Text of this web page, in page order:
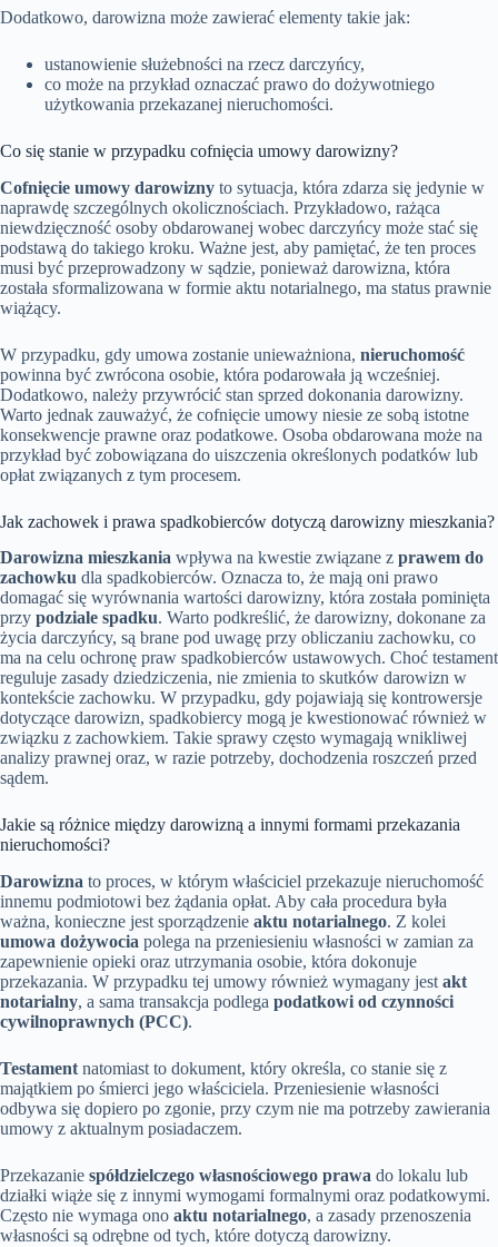
Dodatkowo, darowizna może zawierać elementy takie jak:
ustanowienie służebności na rzecz darczyńcy,
co może na przykład oznaczać prawo do dożywotniego
użytkowania przekazanej nieruchomości.
Co się stanie w przypadku cofnięcia umowy darowizny?
Cofnięcie umowy darowizny to sytuacja, która zdarza się jedynie w
naprawdę szczególnych okolicznościach. Przykładowo, rażąca
niewdzięczność osoby obdarowanej wobec darczyńcy może stać się
podstawą do takiego kroku. Ważne jest, aby pamiętać, że ten proces
musi być przeprowadzony w sądzie, ponieważ darowizna, która
została sformalizowana w formie aktu notarialnego, ma status prawnie
wiążący.
W przypadku, gdy umowa zostanie unieważniona, nieruchomość
powinna być zwrócona osobie, która podarowała ją wcześniej.
Dodatkowo, należy przywrócić stan sprzed dokonania darowizny.
Warto jednak zauważyć, że cofnięcie umowy niesie ze sobą istotne
konsekwencje prawne oraz podatkowe. Osoba obdarowana może na
przykład być zobowiązana do uiszczenia określonych podatków lub
opłat związanych z tym procesem.
Jak zachowek i prawa spadkobierców dotyczą darowizny mieszkania?
Darowizna mieszkania wpływa na kwestie związane z prawem do
zachowku dla spadkobierców. Oznacza to, że mają oni prawo
domagać się wyrównania wartości darowizny, która została pominięta
przy podziale spadku. Warto podkreślić, że darowizny, dokonane za
życia darczyńcy, są brane pod uwagę przy obliczaniu zachowku, co
ma na celu ochronę praw spadkobierców ustawowych. Choć testament
reguluje zasady dziedziczenia, nie zmienia to skutków darowizn w
kontekście zachowku. W przypadku, gdy pojawiają się kontrowersje
dotyczące darowizn, spadkobiercy mogą je kwestionować również w
związku z zachowkiem. Takie sprawy często wymagają wnikliwej
analizy prawnej oraz, w razie potrzeby, dochodzenia roszczeń przed
sądem.
Jakie są różnice między darowizną a innymi formami przekazania
nieruchomości?
Darowizna to proces, w którym właściciel przekazuje nieruchomość
innemu podmiotowi bez żądania opłat. Aby cała procedura była
ważna, konieczne jest sporządzenie aktu notarialnego. Z kolei
umowa dożywocia polega na przeniesieniu własności w zamian za
zapewnienie opieki oraz utrzymania osobie, która dokonuje
przekazania. W przypadku tej umowy również wymagany jest akt
notarialny, a sama transakcja podlega podatkowi od czynności
cywilnoprawnych (PCC).
Testament natomiast to dokument, który określa, co stanie się z
majątkiem po śmierci jego właściciela. Przeniesienie własności
odbywa się dopiero po zgonie, przy czym nie ma potrzeby zawierania
umowy z aktualnym posiadaczem.
Przekazanie spółdzielczego własnościowego prawa do lokalu lub
działki wiąże się z innymi wymogami formalnymi oraz podatkowymi.
Często nie wymaga ono aktu notarialnego, a zasady przenoszenia
własności są odrębne od tych, które dotyczą darowizny.